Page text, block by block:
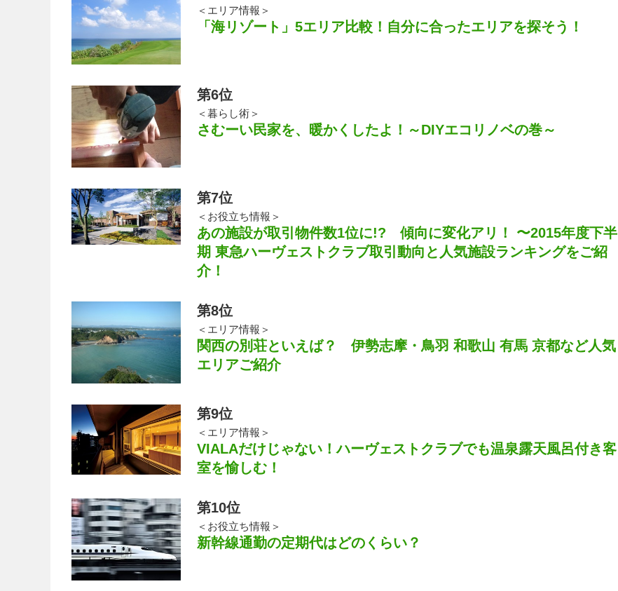
＜エリア情報＞
「海リゾート」5エリア比較！自分に合ったエリアを探そう！
第6位
＜暮らし術＞
さむーい民家を、暖かくしたよ！～DIYエコリノベの巻～
第7位
＜お役立ち情報＞
あの施設が取引物件数1位に!? 傾向に変化アリ！ 〜2015年度下半
期 東急ハーヴェストクラブ取引動向と人気施設ランキングをご紹
介！
第8位
＜エリア情報＞
関西の別荘といえば？ 伊勢志摩・鳥羽 和歌山 有馬 京都など人気
エリアご紹介
第9位
＜エリア情報＞
VIALAだけじゃない！ハーヴェストクラブでも温泉露天風呂付き客
室を愉しむ！
第10位
＜お役立ち情報＞
新幹線通勤の定期代はどのくらい？